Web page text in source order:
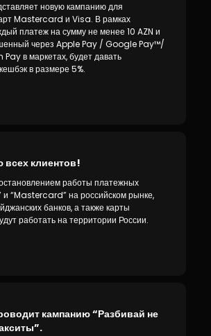
новую кампанию для
Mastercard и Visa. В рамках
платеж на сумму не менее 10 AZN и
через Apple Pay / Google Pay™/
в маркетах, будет давать
в размере 5%.
всех клиентов!
работы платежных
и “Mastercard” на российском рынке,
банков, а также карты
работать на территории России.
кампанию “Разбивай не